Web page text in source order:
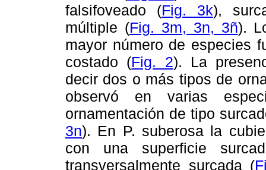
falsifoveado (Fig. 3k),
múltiple (Fig. 3m, 3n, 3ñ).
mayor número de especies
costado (Fig. 2). La
decir dos o más tipos de
observó en varias
ornamentación de tipo
3n). En P. suberosa la
con una superficie
transversalmente surcada (